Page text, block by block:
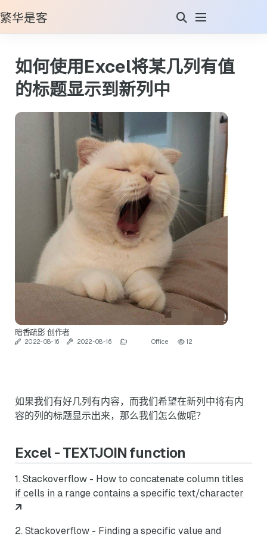
繁华是客
如何使用Excel将某几列有值
的标题显示到新列中
暗香疏影 创作者
2022-08-16 2022-08-16 Office 12
如果我们有好几列有内容，而我们希望在新列中将有内
容的列的标题显示出来，那么我们怎么做呢？
Excel - TEXTJOIN function
1. Stackoverflow - How to concatenate column titles
if cells in a range contains a specific text/character
2. Stackoverflow - Finding a specific value and